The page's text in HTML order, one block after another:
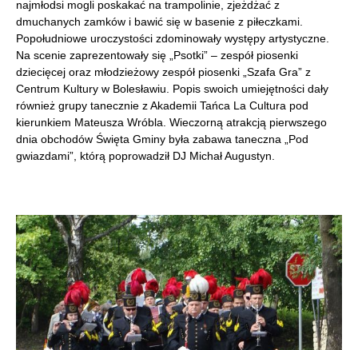
najmłodsi mogli poskakać na trampolinie, zjeżdżać z
dmuchanych zamków i bawić się w basenie z piłeczkami.
Popołudniowe uroczystości zdominowały występy artystyczne.
Na scenie zaprezentowały się „Psotki” – zespół piosenki
dziecięcej oraz młodzieżowy zespół piosenki „Szafa Gra” z
Centrum Kultury w Bolesławiu. Popis swoich umiejętności dały
również grupy tanecznie z Akademii Tańca La Cultura pod
kierunkiem Mateusza Wróbla. Wieczorną atrakcją pierwszego
dnia obchodów Święta Gminy była zabawa taneczna „Pod
gwiazdami”, którą poprowadził DJ Michał Augustyn.